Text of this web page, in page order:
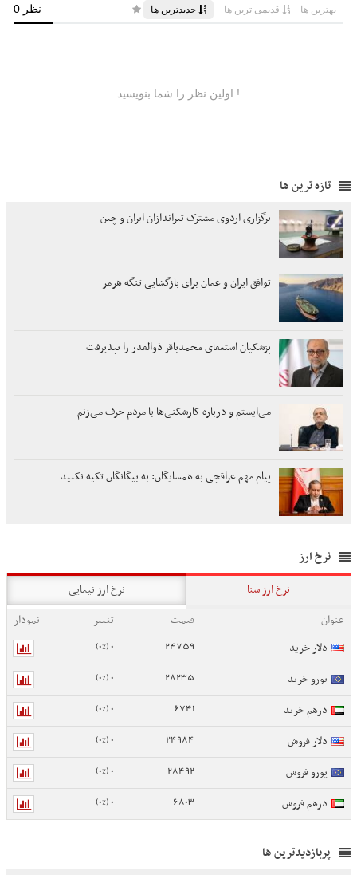
تازه ترین ها
برگزاری اردوی مشترک تیراندازان ایران و چین
توافق ایران و عمان برای بازگشایی تنگه هرمز
پزشکیان استعفای محمدباقر ذوالقدر را نپذیرفت
می‌ایستم و درباره کارشکنی‌ها با مردم حرف می‌زنم
پیام مهم عراقچی به همسایگان: به بیگانگان تکیه نکنید
نرخ ارز
نرخ ارز سنا
نرخ ارز نیمایی
عنوان
قیمت تغییر
نمودار
دلار خرید
24759
0 (0%)
یورو خرید 28235
0 (0%)
درهم خرید 6741
0 (0%)
دلار فروش 24984
0 (0%)
یورو فروش 28492
0 (0%)
درهم فروش 6803
0 (0%)
پربازدیدترین ها